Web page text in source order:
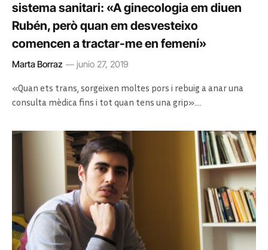
sistema sanitari: «A ginecologia em diuen
Rubén, però quan em desvesteixo
comencen a tractar-me en femení»
Marta Borraz junio 27, 2019
«Quan ets trans, sorgeixen moltes pors i rebuig a anar una
consulta mèdica fins i tot quan tens una grip».…